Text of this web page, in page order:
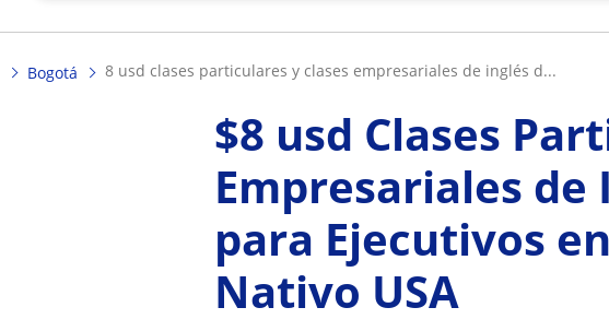
Bogotá 8 usd clases particulares y clases empresariales de inglés d...
$8 usd Clases
Empresariales de
para Ejecutivos
Nativo USA